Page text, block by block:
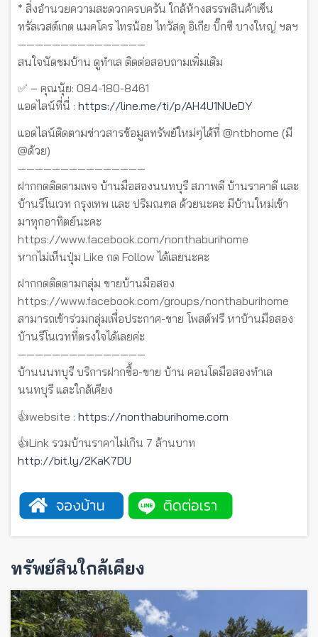
* สิ่งอำนวยความสะดวกครบครัน ใกล้ห้างสรรพสินค้าเซ็น
ทรัลเวสต์เกต แมคโคร ไทรน้อย ไทวัสดุ อิเกีย บิ๊กซี บางใหญ่ ฯลฯ
———————————————
สนใจนัดชมบ้าน ดูทำเล ติดต่อสอบถามเพิ่มเติม
✅ – คุณนุ้ย: 084-180-8461
แอดไลน์ที่นี่ : https://line.me/ti/p/AH4U1NUeDY
แอดไลน์ติดตามข่าวสารข้อมูลทรัพย์ใหม่ๆได้ที่ @ntbhome (มี
@ด้วย)
———————————————
ฝากกดติดตามเพจ บ้านมือสองนนทบุรี สภาพดี บ้านราคาดี และ
บ้านรีโนเวท กรุงเทพ และ ปริมณฑล ด้วยนะคะ มีบ้านใหม่เข้า
มาทุกอาทิตย์นะคะ
https://www.facebook.com/nonthaburihome
หากไม่เห็นปุ่ม Like กด Follow ได้เลยนะคะ
ฝากกดติดตามกลุ่ม ขายบ้านมือสอง
https://www.facebook.com/groups/nonthaburihome
สามารถเข้าร่วมกลุ่มเพื่อประกาศ-ขาย โพสต์ฟรี หาบ้านมือสอง
บ้านรีโนเวทที่ตรงใจได้เลยค่ะ
———————————————
บ้านนนทบุรี บริการฝากซื้อ-ขาย บ้าน คอนโดมือสองทำเล
นนทบุรี และใกล้เคียง
👍website : https://nonthaburihome.com
👍Link รวมบ้านราคาไม่เกิน 7 ล้านบาท
http://bit.ly/2KaK7DU
ทรัพย์สินใกล้เคียง